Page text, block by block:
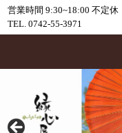
営業時間 9:30~18:00 不定休
TEL. 0742-55-3971